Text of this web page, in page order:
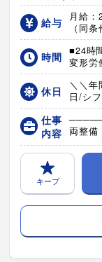
給与
月給：
（同
時間
■24時
変形労
休日
＼＼年
日/シ
仕事
内容
両整備
キープ